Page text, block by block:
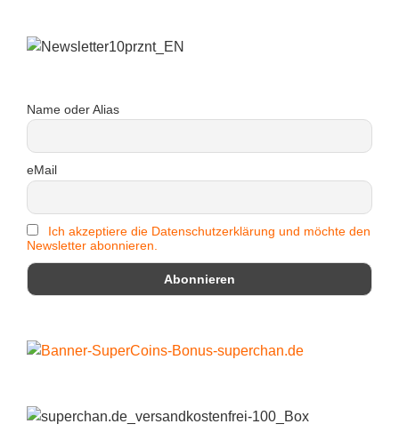
Name oder Alias
eMail
Ich akzeptiere die Datenschutzerklärung und möchte den
Newsletter abonnieren.